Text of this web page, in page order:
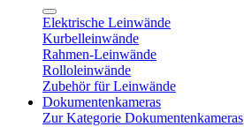
Elektrische Leinwände
Kurbelleinwände
Rahmen-Leinwände
Rolloleinwände
Zubehör für Leinwände
Dokumentenkameras
Zur Kategorie Dokumentenkameras